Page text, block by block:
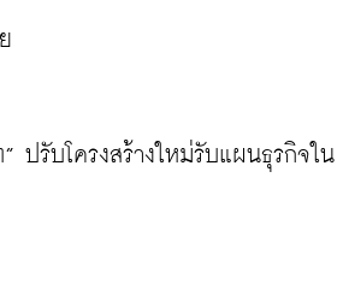
ปรับโครงสร้างใหม่รับแผนธุรกิจใน